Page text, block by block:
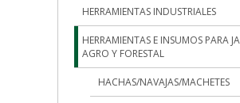
HERRAMIENTAS INDUSTRIALES
HERRAMIENTAS E INSUMOS PARA
AGRO Y FORESTAL
HACHAS/NAVAJAS/MACHETES